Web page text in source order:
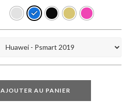
AJOUTER AU PANIER